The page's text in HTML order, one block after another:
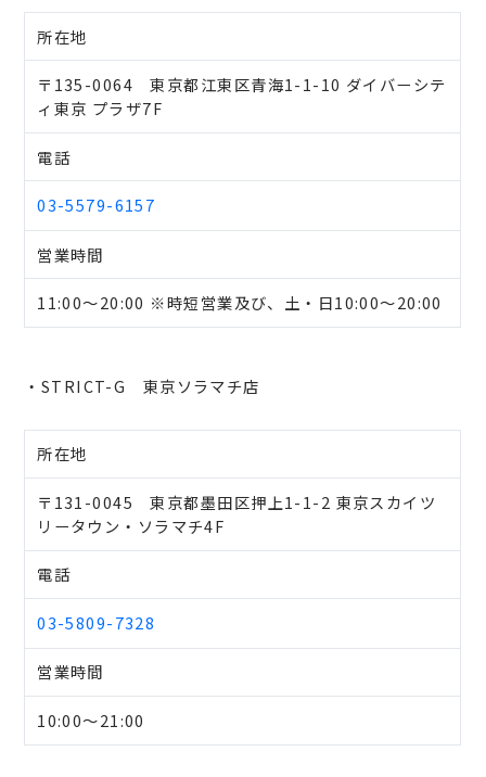
所在地
〒135-0064 東京都江東区青海1-1-10 ダイバーシテ
ィ東京 プラザ7F
電話
03-5579-6157
営業時間
11:00～20:00 ※時短営業及び、土・日10:00～20:00
・STRICT-G 東京ソラマチ店
所在地
〒131-0045 東京都墨田区押上1-1-2 東京スカイツ
リータウン・ソラマチ4F
電話
03-5809-7328
営業時間
10:00～21:00